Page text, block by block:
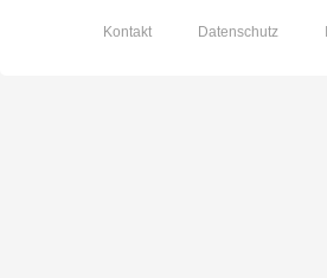
Kontakt Datenschutz